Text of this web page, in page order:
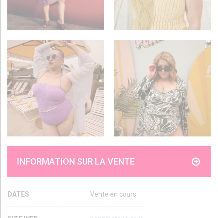
INFORMATION SUR LA VENTE
DATES Vente en cours